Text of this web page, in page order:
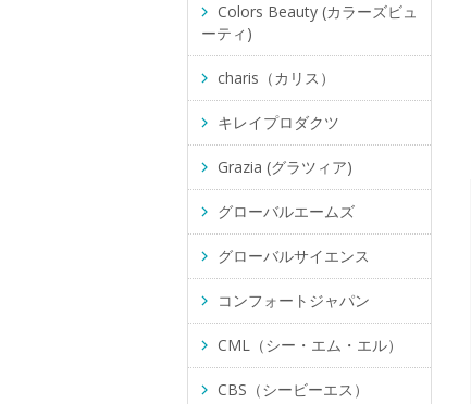
Colors Beauty (カラーズビュ
ーティ)
charis（カリス）
キレイプロダクツ
Grazia (グラツィア)
グローバルエームズ
グローバルサイエンス
コンフォートジャパン
CML（シー・エム・エル）
CBS（シービーエス）